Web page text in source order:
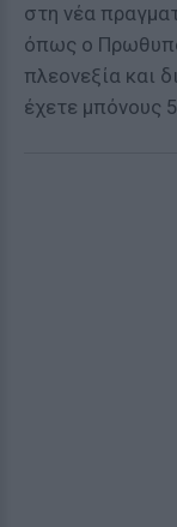
στη νέα
όπως ο
πλεονεξία και
έχετε μπόνους